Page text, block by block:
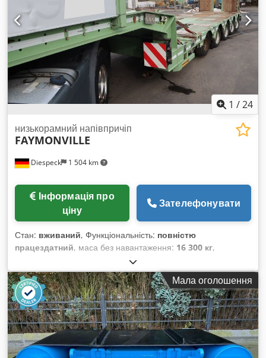
Знак СЕ
1 /24
Diespeck 1 504 km
низькорамний напівпричіп
FAYMONVILLE
ціну
Зателефонувати
Стан: вживаний, Функціональність: повністю
працездатний, маса без навантаження: 16 300 кг,
, конфігурація осей:
реєстрація:08/2018, підвіска:інше, розмір шини:205/65 R
17,5, колір:зелений, Обладнання:ABS, EBS (Електронна
гальмівна система),
Мала оголошення